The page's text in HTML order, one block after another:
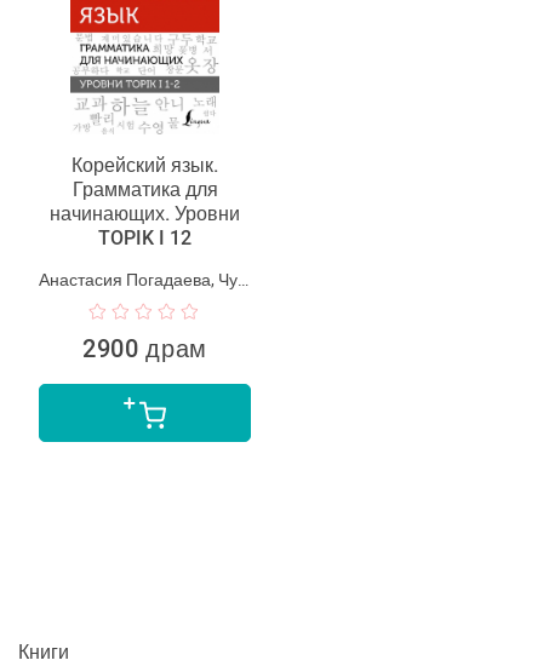
Корейский язык.
Грамматика для
начинающих. Уровни
TOPIK I 12
2900 драм
Книги